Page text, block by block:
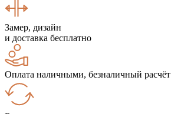
Замер, дизайн
и доставка бесплатно
Оплата наличными, безналичный расчёт